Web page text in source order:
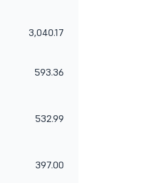
3,040.17
593.36
532.99
397.00